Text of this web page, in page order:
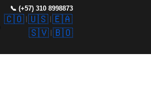
🇨🇴 🇺🇸 🇪🇦
🇸🇻 🇧🇴
📞 (+57) 310 8998873